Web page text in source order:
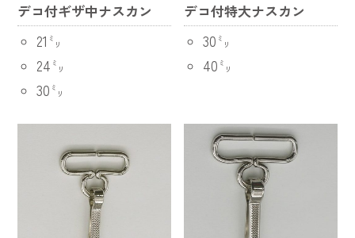
デコ付ギザ中ナスカン
21㍉
24㍉
30㍉
デコ付特大ナスカン
30㍉
40㍉